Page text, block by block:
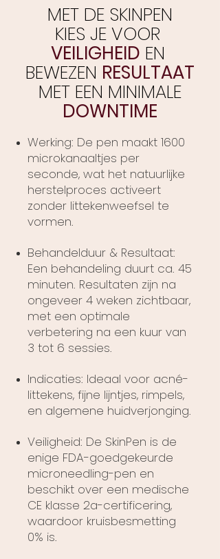
MET DE SKINPEN
KIES JE VOOR
VEILIGHEID EN
BEWEZEN RESULTAAT
MET EEN MINIMALE
DOWNTIME
Werking: De pen maakt 1600
microkanaaltjes per
seconde, wat het natuurlijke
herstelproces activeert
zonder littekenweefsel te
vormen.
Behandelduur & Resultaat:
Een behandeling duurt ca. 45
minuten. Resultaten zijn na
ongeveer 4 weken zichtbaar,
met een optimale
verbetering na een kuur van
3 tot 6 sessies.
Indicaties: Ideaal voor acné-
littekens, fijne lijntjes, rimpels,
en algemene huidverjonging.
Veiligheid: De SkinPen is de
enige FDA-goedgekeurde
microneedling-pen en
beschikt over een medische
CE klasse 2a-certificering,
waardoor kruisbesmetting
0% is.